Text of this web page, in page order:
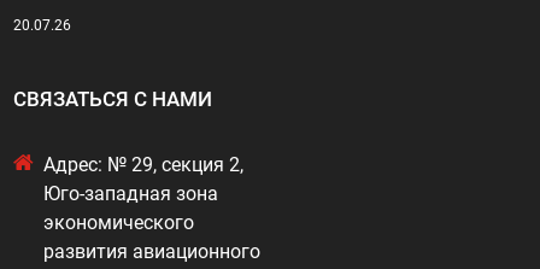
20.07.26
СВЯЗАТЬСЯ С НАМИ
Адрес: № 29, секция 2,
Юго-западная зона
экономического
развития авиационного